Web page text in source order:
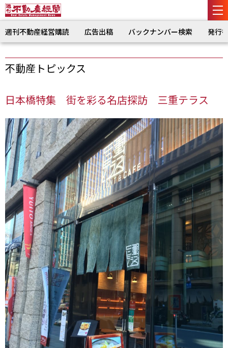
週刊不動産経営購読 広告出稿 バックナンバー検索 発行
不動産トピックス
日本橋特集 街を彩る名店探訪 三重テラス